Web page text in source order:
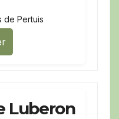
de Pertuis
Luberon